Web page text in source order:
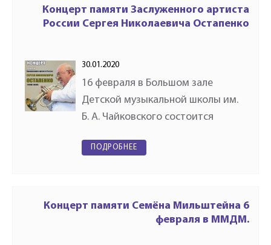
Центральной Музыкальной…
Концерт памяти Заслуженного артиста
России Сергея Николаевича Остапенко
30.01.2020
16 февраля в Большом зале
Детской музыкальной школы им.
Б. А. Чайковского состоится
артиста России Сергея
многих лет…
ПОДРОБНЕЕ
Концерт памяти Семёна Мильштейна 6
февраля в ММДМ.